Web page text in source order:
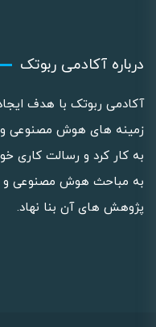
درباره آکادمی ربوتک
آکادمی ربوتک با هدف
زمینه های هوش مصنوعی
به کار کرد و رسالت کاری
به مباحث هوش مصنوعی و
پژوهش های آن بنا نهاد.